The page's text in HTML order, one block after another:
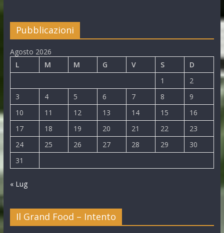
Pubblicazioni
Agosto 2026
L
M M G V S
D
1
2
3
4 5 6 7 8
9
10
11 12 13 14 15
16
17
18 19 20 21 22
23
24
25 26 27 28 29
30
31
« Lug
Il Grand Food – Intento